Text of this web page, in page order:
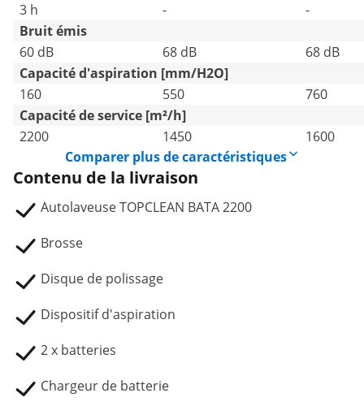
3 h
-
-
Bruit émis
60 dB
68 dB
68 dB
Capacité d'aspiration [mm/H2O]
160
550
760
Capacité de service [m²/h]
2200
1450
1600
Comparer plus de caractéristiques
Contenu de la livraison
Autolaveuse TOPCLEAN BATA 2200
Brosse
Disque de polissage
Dispositif d'aspiration
2 x batteries
Chargeur de batterie